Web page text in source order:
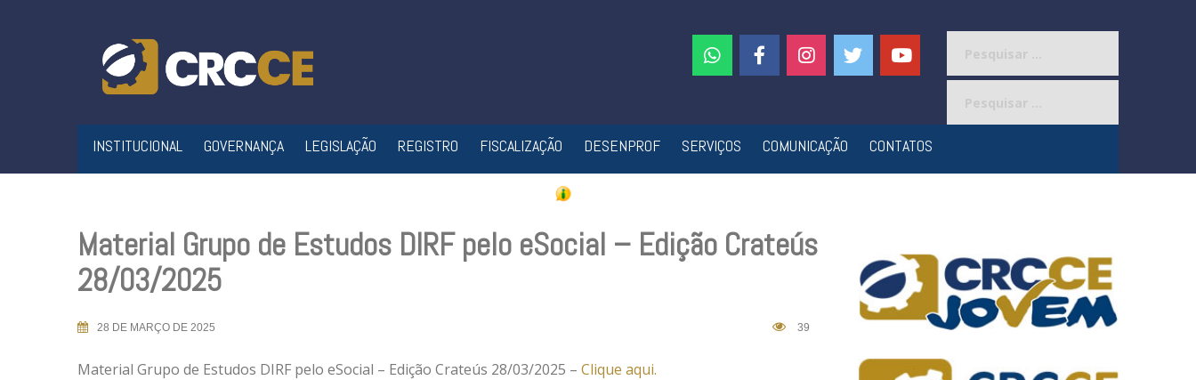
INSTITUCIONAL GOVERNANÇA LEGISLAÇÃO REGISTRO FISCALIZAÇÃO DESENPROF SERVIÇOS COMUNICAÇÃO CONTATOS
Material Grupo de Estudos DIRF pelo eSocial – Edição Crateús
28/03/2025
28 DE MARÇO DE 2025 39
Material Grupo de Estudos DIRF pelo eSocial – Edição Crateús 28/03/2025 – Clique aqui.